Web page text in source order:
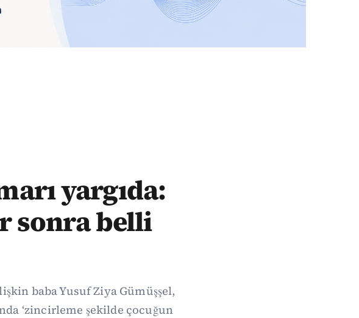
yargıda:
sonra belli
baba Yusuf Ziya Gümüşşel,
‘zincirleme şekilde çocuğun